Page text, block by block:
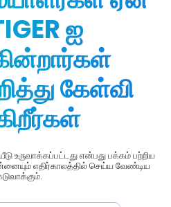
ஐ
கேள்வி
உருவாக்கப்பட்டது என்பது பக்கம் பற்றிய
எதிர்காலத்தில் செய்ய வேண்டிய